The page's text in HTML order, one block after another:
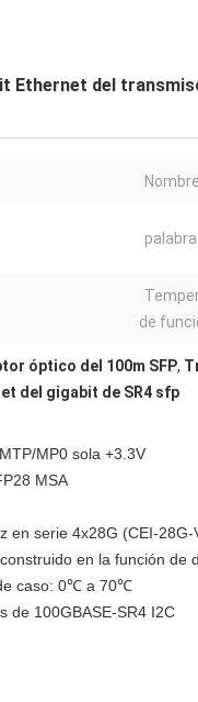
Ethernet del
de
óptico del 100m SFP,
del gigabit de SR4 sfp
MP0 sola +3.3V
MSA
en serie 4x28G (CEI-
en la función de
caso: 0℃ a 70℃
de 100GBASE-SR4 I2C